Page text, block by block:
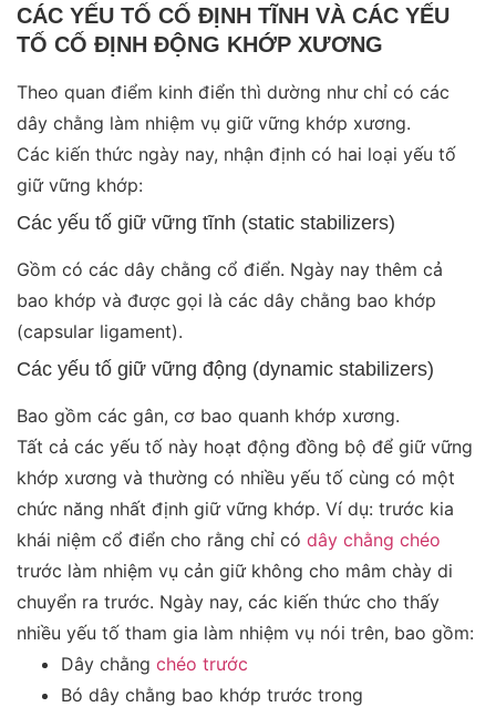
CÁC YẾU TỐ CỐ ĐỊNH TĨNH VÀ CÁC YẾU
TỐ CỐ ĐỊNH ĐỘNG KHỚP XƯƠNG
Theo quan điểm kinh điển thì dường như chỉ có các
dây chằng làm nhiệm vụ giữ vững khớp xương.
Các kiến thức ngày nay, nhận định có hai loại yếu tố
giữ vững khớp:
Các yếu tố giữ vững tĩnh (static stabilizers)
Gồm có các dây chằng cổ điển. Ngày nay thêm cả
bao khớp và được gọi là các dây chằng bao khớp
(capsular ligament).
Các yếu tố giữ vững động (dynamic stabilizers)
Bao gồm các gân, cơ bao quanh khớp xương.
Tất cả các yếu tố này hoạt động đồng bộ để giữ vững
khớp xương và thường có nhiều yếu tố cùng có một
chức năng nhất định giữ vững khớp. Ví dụ: trước kia
khái niệm cổ điển cho rằng chỉ có dây chằng chéo
trước làm nhiệm vụ cản giữ không cho mâm chày di
chuyển ra trước. Ngày nay, các kiến thức cho thấy
nhiều yếu tố tham gia làm nhiệm vụ nói trên, bao gồm:
Dây chằng chéo trước
Bó dây chằng bao khớp trước trong